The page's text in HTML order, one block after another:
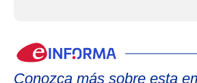
Conozca más sobre esta